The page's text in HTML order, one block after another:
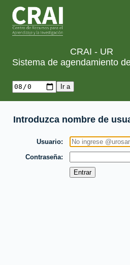
CRAI - UR
Sistema de agendamiento
Introduzca nombre de
Usuario
Contraseña